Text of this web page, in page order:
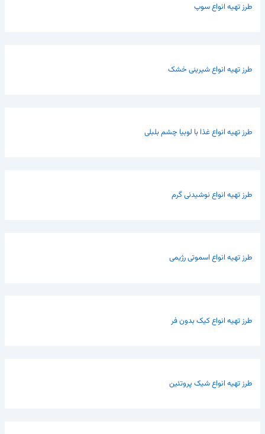
طرز تهیه انواع سوپ
طرز تهیه انواع شیرینی خشک
طرز تهیه انواع غذا با لوبیا چشم بلبلی
طرز تهیه انواع نوشیدنی گرم
طرز تهیه انواع اسموتی رژیمی
طرز تهیه انواع کیک بدون فر
طرز تهیه انواع شیک پروتئین